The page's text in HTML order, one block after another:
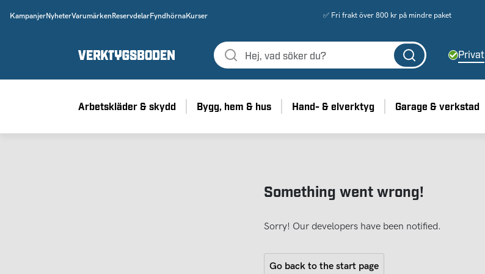
KampanjerNyheterVarumärken ReservdelarFyndhörnaKurser ✅ Fri frakt över 800 kr på mindre paket
Privat
Arbetskläder & skydd Bygg, hem & hus Hand- & elverktyg Garage & verkstad
Something went wrong!
Sorry! Our developers have been notified.
Go back to the start page